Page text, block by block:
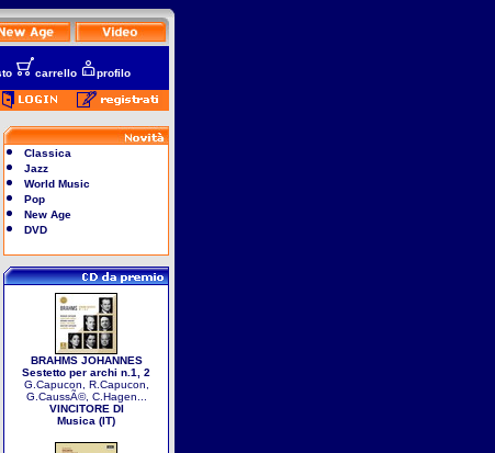
carrello profilo
Classica
Jazz
World Music
Pop
New Age
DVD
BRAHMS JOHANNES
Sestetto per archi n.1, 2
G.Capucon, R.Capucon,
G.CaussÃ©, C.Hagen...
VINCITORE DI
Musica (IT)